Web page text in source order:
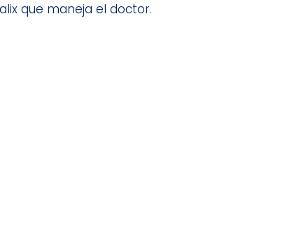
que maneja el doctor.